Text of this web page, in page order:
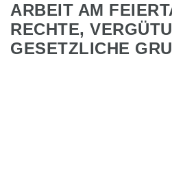
ARBEIT AM
RECHTE,
GESETZLICHE